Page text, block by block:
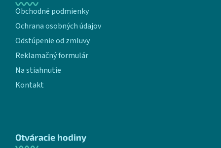
Obchodné podmienky
Ochrana osobných údajov
Odstúpenie od zmluvy
Reklamačný formulár
Na stiahnutie
Kontakt
Otváracie hodiny